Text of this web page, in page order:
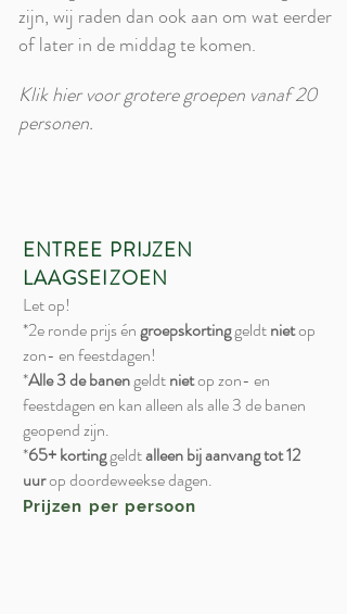
zijn, wij raden dan ook aan om wat eerder
of later in de middag te komen.
Klik hier voor grotere groepen vanaf 20
personen.
ENTREE PRIJZEN
LAAGSEIZOEN
Let op!
*2e ronde prijs éngroepskortinggeldtnietop
zon- en feestdagen!
*Alle 3 de banengeldtnietop zon- en
feestdagen en kan alleen als alle 3 de banen
geopend zijn.
*65+ kortinggeldtalleen bij aanvang tot 12
uurop doordeweekse dagen.
Prijzen per persoon